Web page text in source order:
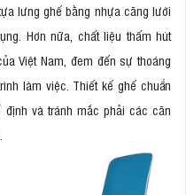
lưng ghế bằng nhựa căng lưới
Hơn nữa, chất liệu thấm hút
Việt Nam, đem đến sự thoáng
làm việc. Thiết kế ghế chuẩn
và tránh mắc phải các căn